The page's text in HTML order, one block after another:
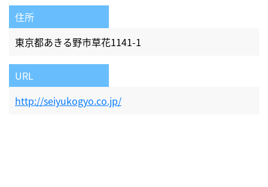
住所
東京都あきる野市草花1141-1
URL
http://seiyukogyo.co.jp/